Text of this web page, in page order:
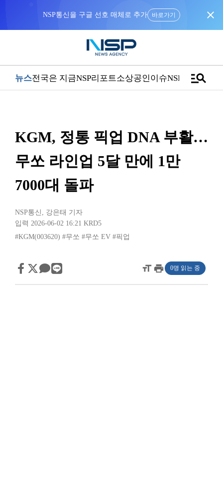
NSP통신을 구글 선호 매체로 추가 바로가기 close
뉴스전국은 지금NSP리포트소상공인이슈NSPTVmanage_search
KGM, 정통 픽업 DNA 부활…
무쏘 라인업 5달 만에 1만
7000대 돌파
NSP통신 , 강은태 기자
입력 2026-06-02 16:21 KRD5
#KGM(003620) #무쏘 #무쏘 EV #픽업
format_sizeprint 0명 읽는 중